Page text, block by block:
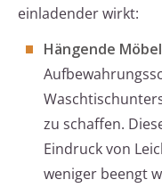
einladender wirkt:
Hängende
zu schaffen.
Eindruck von
weniger beengt